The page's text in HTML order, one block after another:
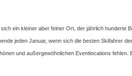
ein kleiner aber feiner Ort, der jährlich
jeden Januar, wenn sich die besten Skifahrer
und außergewöhnlichen Eventlocations